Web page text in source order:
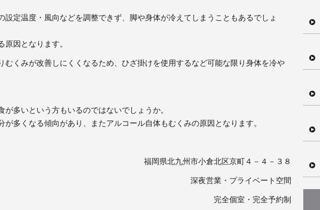
設定温度・風向などを調整できず、脚や身体が冷えてしまうこともあるでしょ
因となります。
むくみが改善しにくくなるため、ひざ掛けを使用するなど可能な限り身体を冷や
多いという方もいるのではないでしょうか。
が多くなる傾向があり、またアルコール自体もむくみの原因 となります。
福岡県北九州市小倉北区京町４－４－３８
深夜営業・プライベート空間
完全個室・完全予約制